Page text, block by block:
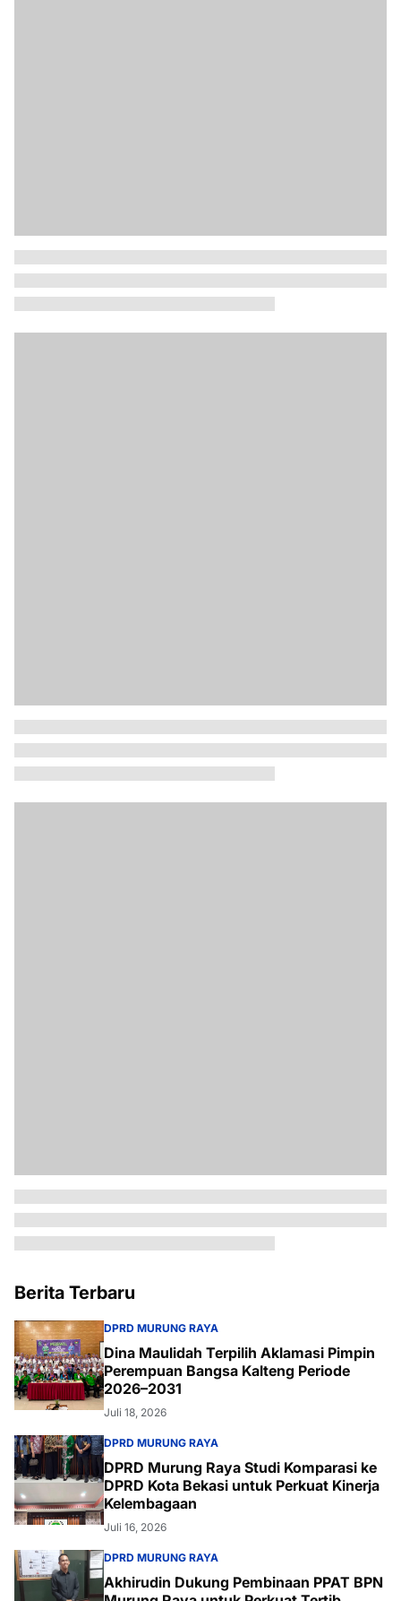
Berita Terbaru
DPRD MURUNG RAYA
Dina Maulidah Terpilih Aklamasi Pimpin
Perempuan Bangsa Kalteng Periode
2026–2031
Juli 18, 2026
DPRD MURUNG RAYA
DPRD Murung Raya Studi Komparasi ke
DPRD Kota Bekasi untuk Perkuat Kinerja
Kelembagaan
Juli 16, 2026
DPRD MURUNG RAYA
Akhirudin Dukung Pembinaan PPAT BPN